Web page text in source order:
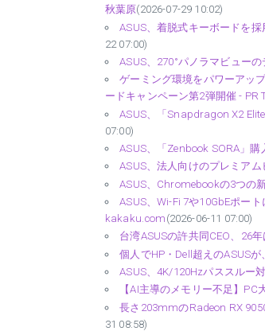
秋葉原(2026-07-29 10:02)
ASUS、着脱式キーボードを
22 07:00)
ASUS、270°パノラマビュー
ゲーミング環境をパワーアッ
ードキャンペーン第2弾開催 - PR
ASUS、「Snapdragon X2
07:00)
ASUS、「Zenbook SORA」
ASUS、法人向けのプレミア
ASUS、Chromebookの3つの
ASUS、Wi-Fi 7や10GbEポー
kakaku.com (2026-06-11 07:00)
台湾ASUSの許共同CEO、26
個人でHP・Dell超えのASUS
ASUS、4K/120Hzパススルー
【AI主導のメモリー不足】
長さ203mmのRadeon RX
31 08:58)